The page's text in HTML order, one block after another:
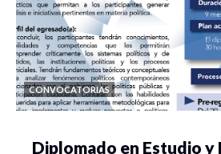
CONVOCATORIAS
Diplomado en Estudio y